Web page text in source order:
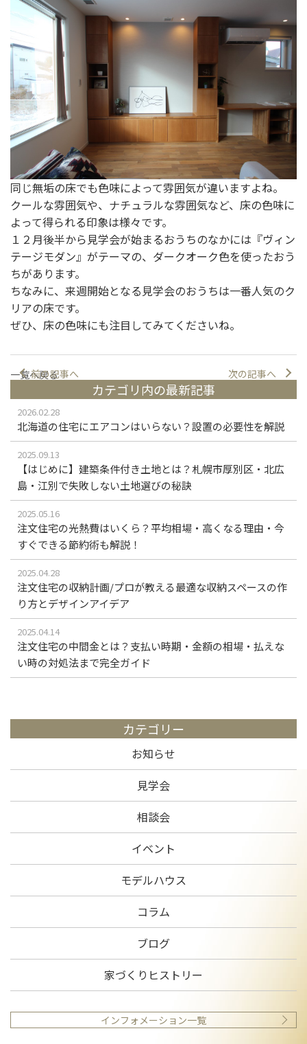
同じ無垢の床でも色味によって雰囲気が違いますよね。
クールな雰囲気や、ナチュラルな雰囲気など、床の色味に
よって得られる印象は様々です。
１２月後半から見学会が始まるおうちのなかには『ヴィン
テージモダン』がテーマの、ダークオーク色を使ったおう
ちがあります。
ちなみに、来週開始となる見学会のおうちは一番人気のク
リアの床です。
ぜひ、床の色味にも注目してみてくださいね。
前の記事へ 次の記事へ
一覧へ戻る
カテゴリ内の最新記事
2026.02.28
北海道の住宅にエアコンはいらない？設置の必要性を解説
2025.09.13
【はじめに】建築条件付き土地とは？札幌市厚別区・北広
島・江別で失敗しない土地選びの秘訣
2025.05.16
注文住宅の光熱費はいくら？平均相場・高くなる理由・今
すぐできる節約術も解説！
2025.04.28
注文住宅の収納計画/プロが教える最適な収納スペースの作
り方とデザインアイデア
2025.04.14
注文住宅の中間金とは？支払い時期・金額の相場・払えな
い時の対処法まで完全ガイド
カテゴリー
お知らせ
見学会
相談会
イベント
モデルハウス
コラム
ブログ
家づくりヒストリー
インフォメーション一覧